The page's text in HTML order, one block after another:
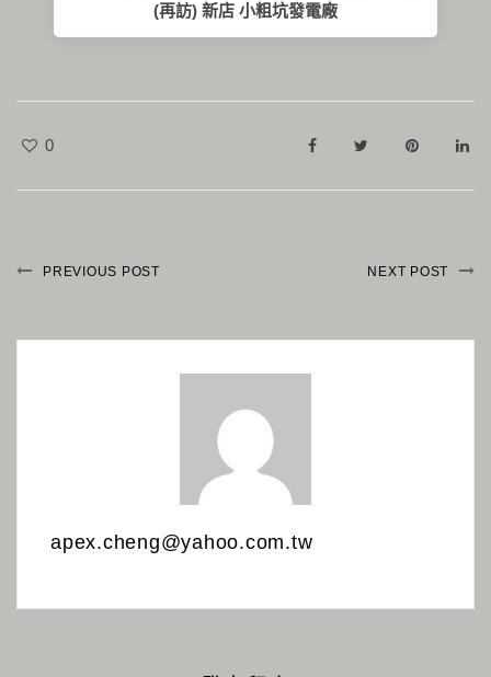
(再訪) 新店 小粗坑發電廠
0
PREVIOUS POST NEXT POST
apex.cheng@yahoo.com.tw